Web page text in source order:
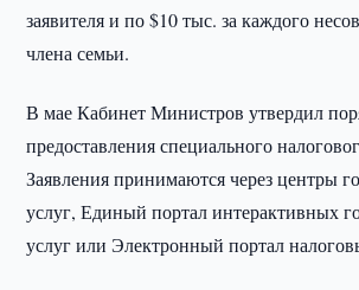
заявителя и по $10 тыс. за каждого
члена семьи.
В мае Кабинет Министров утвердил
предоставления специального
Заявления принимаются через центры
услуг, Единый портал интерактивных
услуг или Электронный портал